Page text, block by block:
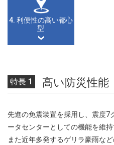
4. 利便性の高い都心
型
特長 1 高い防災性能
先進の免震装置を採用し、震度7
ータセンターとしての機能を維
また近年多発するゲリラ豪雨な